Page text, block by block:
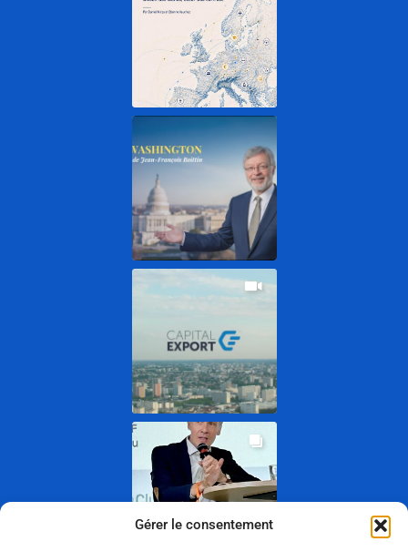
Gérer le consentement